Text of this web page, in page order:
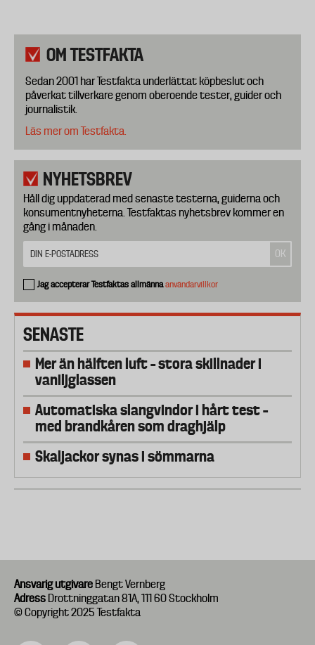
OM TESTFAKTA
Sedan 2001 har Testfakta underlättat köpbeslut och
påverkat tillverkare genom oberoende tester, guider och
journalistik.
Läs mer om Testfakta.
NYHETSBREV
Håll dig uppdaterad med senaste testerna, guiderna och
konsumentnyheterna. Testfaktas nyhetsbrev kommer en
gång i månaden.
Jag accepterar Testfaktas allmännaanvändarvillkor
SENASTE
Mer än hälften luft – stora skillnader i
vaniljglassen
Automatiska slangvindor i hårt test –
med brandkåren som draghjälp
Skaljackor synas i sömmarna
Ansvarig utgivare Bengt Vernberg
Adress Drottninggatan 81A, 111 60 Stockholm
© Copyright 2025 Testfakta